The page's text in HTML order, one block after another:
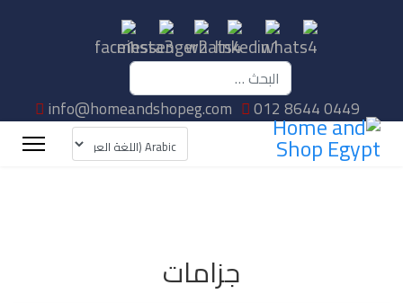
البحث
012 8644 0449
info@homeandshopeg.com
جزامات